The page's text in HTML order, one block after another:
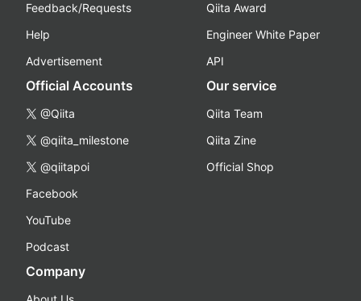
Feedback/Requests
Help
Advertisement
Qiita Award
Engineer White Paper
API
Official Accounts
@Qiita
@qiita_milestone
@qiitapoi
Facebook
YouTube
Podcast
Our service
Qiita Team
Qiita Zine
Official Shop
Company